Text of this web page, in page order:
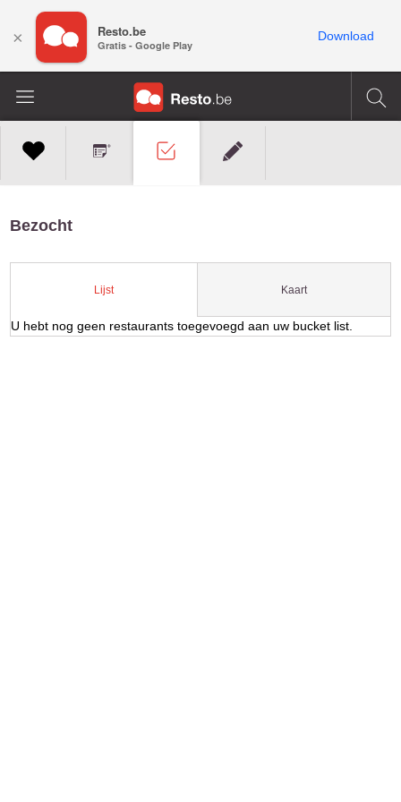
Bezocht
Lijst Kaart
U hebt nog geen restaurants toegevoegd aan uw bucket list.
× Resto.be
Gratis - Google Play
Download